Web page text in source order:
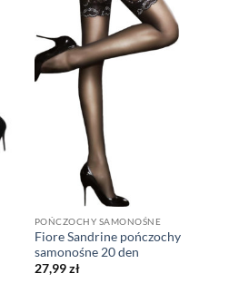
POŃCZOCHY SAMONOŚNE
Fiore Sandrine pończochy
samonośne 20 den
27,99zł